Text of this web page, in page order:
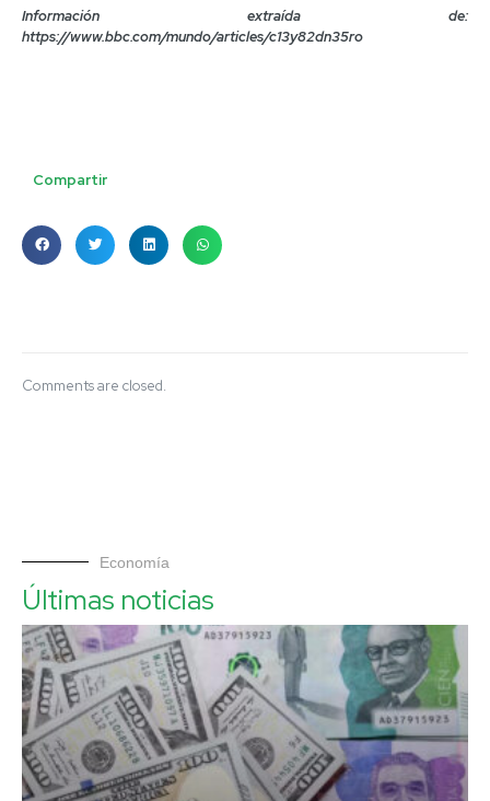
Información extraída de:
https://www.bbc.com/mundo/articles/c13y82dn35ro
Compartir
Comments are closed.
Economía
Últimas noticias